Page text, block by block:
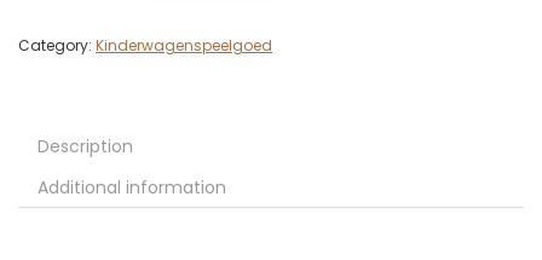
Category: Kinderwagenspeelgoed
Description
Additional information